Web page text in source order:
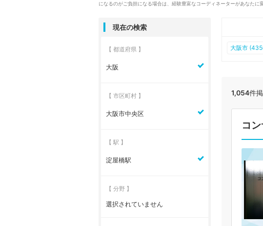
になるのがご負担になる場合は、経験豊富なコーディネーターがあなた
大阪市
1,054件
コ
現在の検索
【 都道府県 】
大阪
【 市区町村 】
大阪市中央区
【 駅 】
淀屋橋駅
【 分野 】
選択されていません